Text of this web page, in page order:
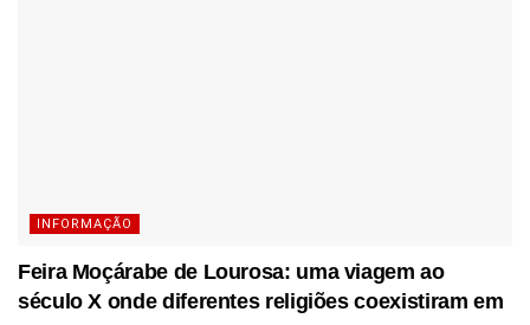
INFORMAÇÃO
Feira Moçárabe de Lourosa: uma viagem ao
século X onde diferentes religiões coexistiram em